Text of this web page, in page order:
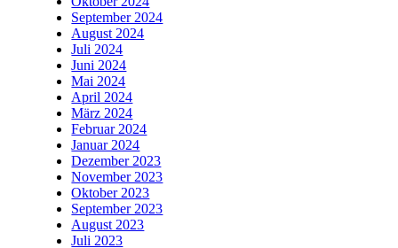
September 2024
August 2024
Juli 2024
Juni 2024
Mai 2024
April 2024
März 2024
Februar 2024
Januar 2024
Dezember 2023
November 2023
Oktober 2023
September 2023
August 2023
Juli 2023